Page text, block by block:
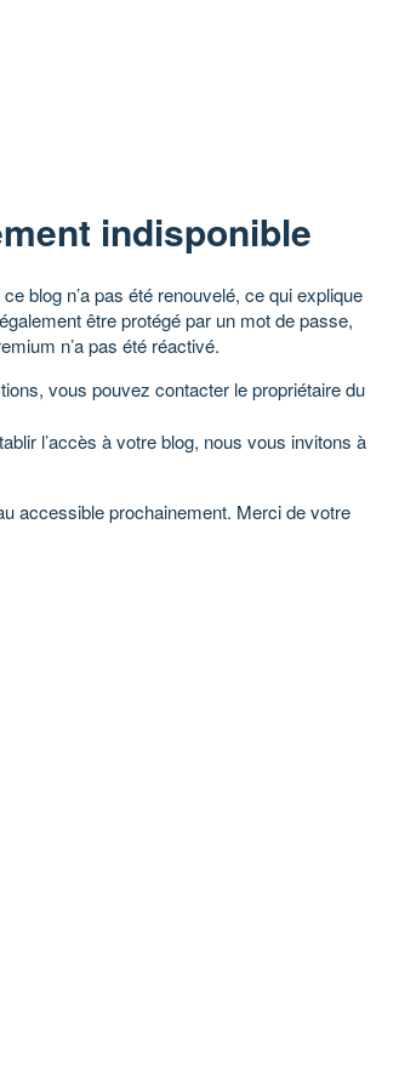
indisponible
blog n’a pas été renouvelé, ce qui explique
être protégé par un mot de passe,
n’a pas été réactivé.
vous pouvez contacter le propriétaire du
l’accès à votre blog, nous vous invitons à
accessible prochainement. Merci de votre